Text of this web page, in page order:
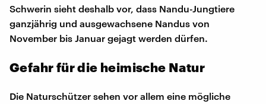
Schwerin sieht deshalb vor, dass Nandu-Jungtiere
ganzjährig und ausgewachsene Nandus von
November bis Januar gejagt werden dürfen.
Gefahr für die heimische Natur
Die Naturschützer sehen vor allem eine mögliche